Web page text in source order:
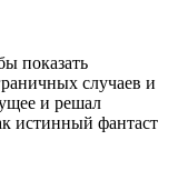
показать
случаев и
и решал
истинный фантаст